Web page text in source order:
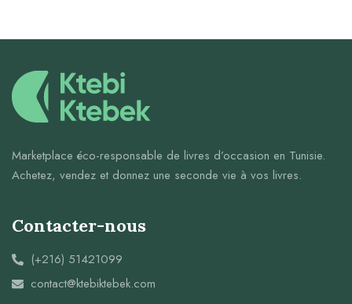
Marketplace éco-responsable de livres d’occasion en Tunisie.
Achetez, vendez et donnez une seconde vie à vos livres.
Contacter-nous
(+216) 51421099
contact@ktebiktebek.com